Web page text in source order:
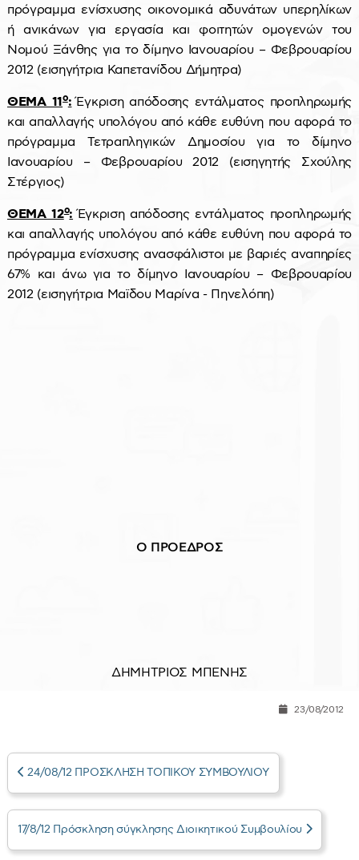
πρόγραμμα ενίσχυσης οικονομικά αδυνάτων υπερηλίκων
ή ανικάνων για εργασία και φοιτητών ομογενών του
Νομού Ξάνθης για το δίμηνο Ιανουαρίου – Φεβρουαρίου
2012 (εισηγήτρια Καπετανίδου Δήμητρα)
ΘΕΜΑ 11ο: Έγκριση απόδοσης εντάλματος προπληρωμής
και απαλλαγής υπολόγου από κάθε ευθύνη που αφορά το
πρόγραμμα Τετραπληγικών Δημοσίου για το δίμηνο
Ιανουαρίου – Φεβρουαρίου 2012 (εισηγητής Σχούλης
Στέργιος)
ΘΕΜΑ 12ο: Έγκριση απόδοσης εντάλματος προπληρωμής
και απαλλαγής υπολόγου από κάθε ευθύνη που αφορά το
πρόγραμμα ενίσχυσης ανασφάλιστοι με βαριές αναπηρίες
67% και άνω για το δίμηνο Ιανουαρίου – Φεβρουαρίου
2012 (εισηγήτρια Μαϊδου Μαρίνα - Πηνελόπη)
Ο ΠΡΟΕΔΡΟΣ
ΔΗΜΗΤΡΙΟΣ ΜΠΕΝΗΣ
23/08/2012
24/08/12 ΠΡΟΣΚΛΗΣΗ ΤΟΠΙΚΟΥ ΣΥΜΒΟΥΛΙΟΥ
17/8/12 Πρόσκληση σύγκλησης Διοικητικού Συμβουλίου